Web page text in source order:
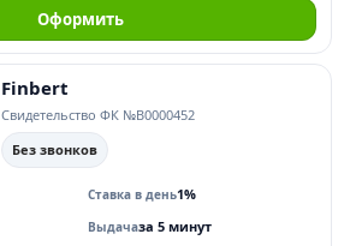
Оформить
Finbert
Свидетельство ФК №В0000452
Без звонков
Ставка в день1%
Выдачаза 5 минут